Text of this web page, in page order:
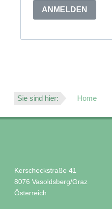
ANMELDEN
Sie sind hier: Home
Kerscheckstraße 41
8076 Vasoldsberg/Graz
Österreich